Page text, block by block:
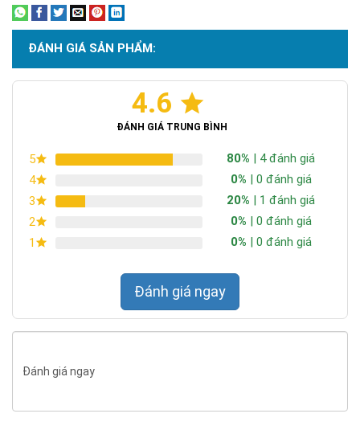
Với công suất 60W, góc chiếu sáng rộng 160 độ và hệ thống
không gian ngoài trời như:
Chiếu sáng sân vườn, cổng nhà, lối đi quanh nhà.
Dùng cho trang trại, nhà vườn, khu chăn nuôi.
Chứng nhận ISO 9001:2015
ĐÁNH GIÁ SẢN PHẨM:
4.6
ĐÁNH GIÁ TRUNG BÌNH
5 80% | 4 đánh giá
4
0% | 0 đánh giá
3
20% | 1 đánh giá
2
0% | 0 đánh giá
1
0% | 0 đánh giá
Đánh giá ngay
Đánh giá ngay